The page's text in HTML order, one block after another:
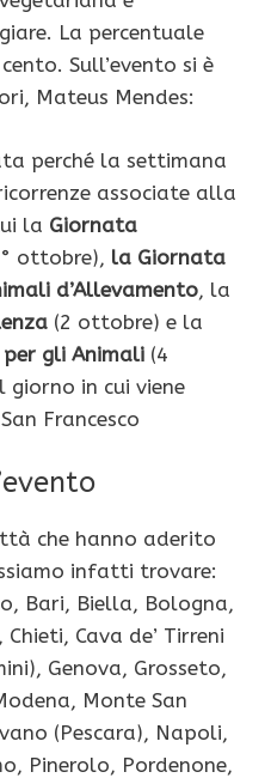
La percentuale
Sull’evento si è
Mateus Mendes:
perché la settimana
associate alla
la Giornata
ottobre), la Giornata
d’Allevamento, la
(2 ottobre) e la
gli Animali (4
giorno in cui viene
Francesco
che hanno aderito
infatti trovare:
Bari, Biella, Bologna,
Cava de’ Tirreni
Genova, Grosseto,
Monte San
(Pescara), Napoli,
Pinerolo, Pordenone,